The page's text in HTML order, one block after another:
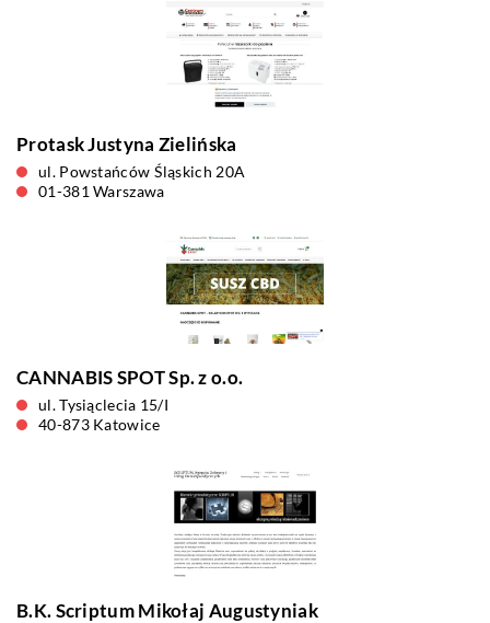
Protask Justyna Zielińska
ul. Powstańców Śląskich 20A
01-381 Warszawa
CANNABIS SPOT Sp. z o.o.
ul. Tysiąclecia 15/I
40-873 Katowice
B.K. Scriptum Mikołaj Augustyniak